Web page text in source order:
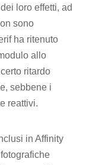
loro effetti, ad
sono
ha ritenuto
allo
ritardo
sebbene i
reattivi.
in Affinity